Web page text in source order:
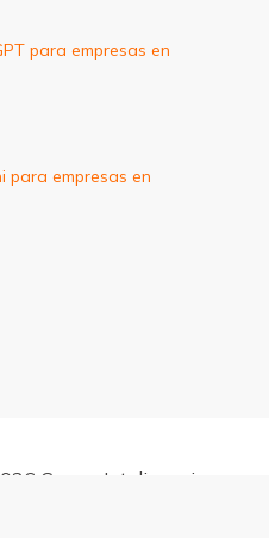
para empresas en
para empresas en
Cursos Inteligencia